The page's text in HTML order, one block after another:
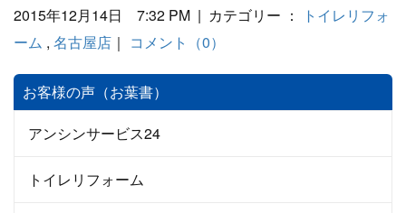
2015年12月14日 7:32 PM | カテゴリー ：
トイレリフォ
ーム , 名古屋店 ｜ コメント（0）
お客様の声（お葉書）
アンシンサービス24
トイレリフォーム